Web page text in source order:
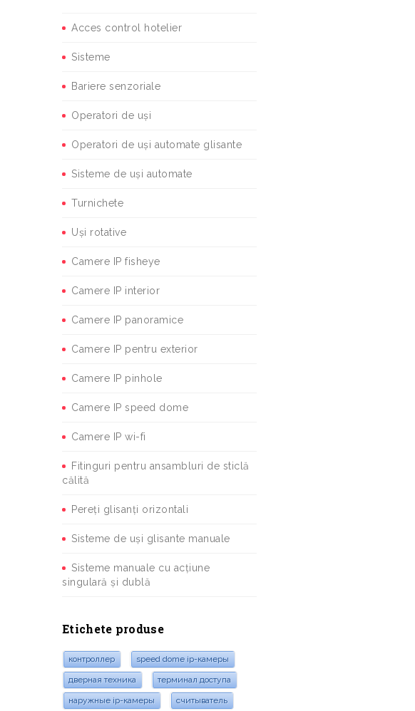
Acces control hotelier
Sisteme
Bariere senzoriale
Operatori de uși
Operatori de uși automate glisante
Sisteme de uși automate
Turnichete
Uși rotative
Camere IP fisheye
Camere IP interior
Camere IP panoramice
Camere IP pentru exterior
Camere IP pinhole
Camere IP speed dome
Camere IP wi-fi
Fitinguri pentru ansambluri de sticlă
călită
Pereți glisanți orizontali
Sisteme de uși glisante manuale
Sisteme manuale cu acțiune
singulară și dublă
Etichete produse
контроллер speed dome ip-камеры
дверная техника терминал доступа
наружные ip-камеры считыватель